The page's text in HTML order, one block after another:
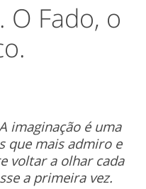
O Fado, o
imaginação é uma
que mais admiro e
voltar a olhar cada
a primeira vez.